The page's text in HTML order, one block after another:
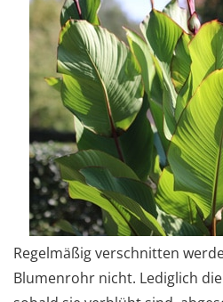
Regelmäßig verschnitten
Blumenrohr nicht. Lediglich